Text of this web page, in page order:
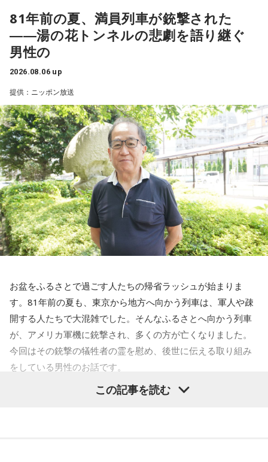
81年前の夏、満員列車が銃撃された
――湯の花トンネルの悲劇を語り継ぐ
男性の
2026.08.06 up
提供：ニッポン放送
お盆をふるさとで過ごす人たちの帰省ラッシュが始まりま
す。81年前の夏も、東京から地方へ向かう列車は、軍人や疎
開する人たちで大混雑でした。そんなふるさとへ向かう列車
が、アメリカ軍機に銃撃され、多くの方が亡くなりました。
今回はその銃撃の犠牲者の霊を慰め、後世に伝える取り組み
をしている男性のお話です。
この記事を読む